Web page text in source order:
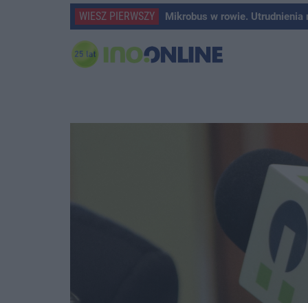
WIESZ PIERWSZY Mikrobus w rowie. Utrudnienia